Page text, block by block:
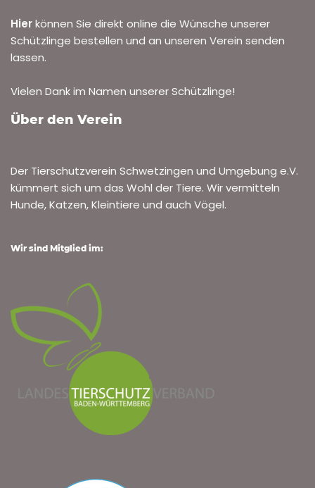
Hierkönnen Sie direkt online die Wünsche unserer
Schützlinge bestellen und an unseren Verein senden
lassen.
Vielen Dank im Namen unserer Schützlinge!
Über den Verein
Der Tierschutzverein Schwetzingen und Umgebung e.V.
kümmert sich um das Wohl der Tiere. Wir vermitteln
Hunde, Katzen, Kleintiere und auch Vögel.
Wir sind Mitglied im: